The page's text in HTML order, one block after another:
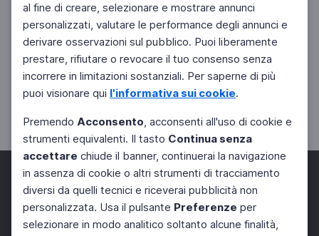
al fine di creare, selezionare e mostrare annunci
personalizzati, valutare le performance degli annunci e
derivare osservazioni sul pubblico. Puoi liberamente
prestare, rifiutare o revocare il tuo consenso senza
incorrere in limitazioni sostanziali. Per saperne di più
puoi visionare qui l'informativa sui cookie.
Premendo Acconsento, acconsenti all'uso di cookie e
strumenti equivalenti. Il tasto Continua senza
accettare chiude il banner, continuerai la navigazione
in assenza di cookie o altri strumenti di tracciamento
diversi da quelli tecnici e riceverai pubblicità non
personalizzata. Usa il pulsante Preferenze per
selezionare in modo analitico soltanto alcune finalità,
Facebook Twitter Instagram